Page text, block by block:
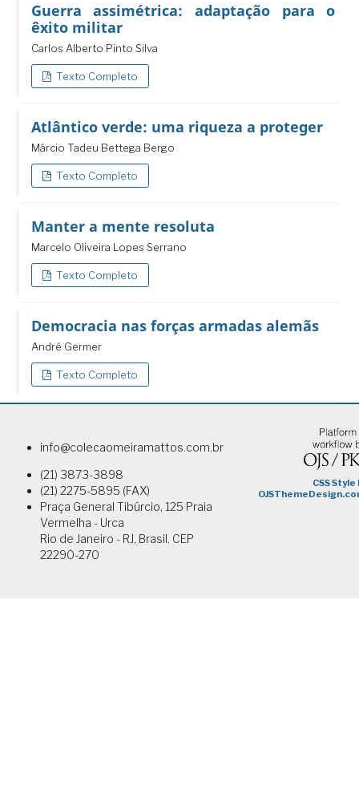
Guerra assimétrica: adaptação para o
êxito militar
Carlos Alberto Pinto Silva
Texto Completo
Atlântico verde: uma riqueza a proteger
Márcio Tadeu Bettega Bergo
Texto Completo
Manter a mente resoluta
Marcelo Oliveira Lopes Serrano
Texto Completo
Democracia nas forças armadas alemãs
André Germer
Texto Completo
info@colecaomeiramattos.com.br
(21) 3873-3898
(21) 2275-5895 (FAX)
Praça General Tibúrcio, 125 Praia
Vermelha - Urca
Rio de Janeiro - RJ, Brasil. CEP
22290-270